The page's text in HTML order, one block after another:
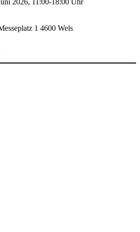
2026, 11:00-18:00 Uhr
1 4600 Wels